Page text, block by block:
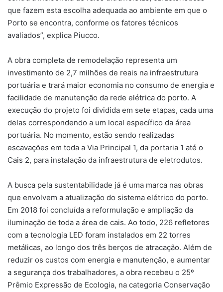
que fazem esta escolha adequada ao ambiente em que o
Porto se encontra, conforme os fatores técnicos
avaliados”, explica Piucco.
A obra completa de remodelação representa um
investimento de 2,7 milhões de reais na infraestrutura
portuária e trará maior economia no consumo de energia e
facilidade de manutenção da rede elétrica do porto. A
execução do projeto foi dividida em sete etapas, cada uma
delas correspondendo a um local específico da área
portuária. No momento, estão sendo realizadas
escavações em toda a Via Principal 1, da portaria 1 até o
Cais 2, para instalação da infraestrutura de eletrodutos.
A busca pela sustentabilidade já é uma marca nas obras
que envolvem a atualização do sistema elétrico do porto.
Em 2018 foi concluída a reformulação e ampliação da
iluminação de toda a área de cais. Ao todo, 226 refletores
com a tecnologia LED foram instalados em 22 torres
metálicas, ao longo dos três berços de atracação. Além de
reduzir os custos com energia e manutenção, e aumentar
a segurança dos trabalhadores, a obra recebeu o 25º
Prêmio Expressão de Ecologia, na categoria Conservação